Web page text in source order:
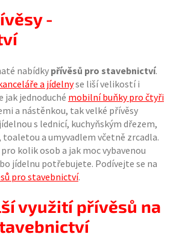
-
nabídky přívěsů pro stavebnictví.
a jídelnyse liší velikostí i
jak jednoduché mobilní buňky pro čtyři
a nástěnkou, tak velké přívěsy
s lednicí, kuchyňským dřezem,
a umyvadlem včetně zrcadla.
kolik osob a jak moc vybavenou
jídelnu potřebujete. Podívejte se na
pro stavebnictví.
využití přívěsů na